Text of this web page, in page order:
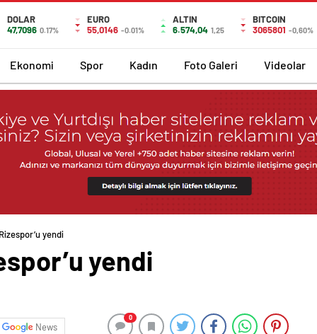
DOLAR
47,7096 0.17%
EURO
55,0146 -0.01%
ALTIN
6.574,04 1,25
BITCOIN
3065801 -0,60%
Ekonomi Spor Kadın Foto Galeri Videolar
yendi
yendi
News
0